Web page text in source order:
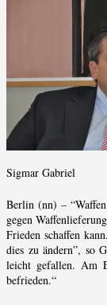
Sigmar Gabriel
Berlin (nn) –
gegen
Frieden schaffen
dies zu ändern”, so
leicht gefallen. Am
befrieden.“